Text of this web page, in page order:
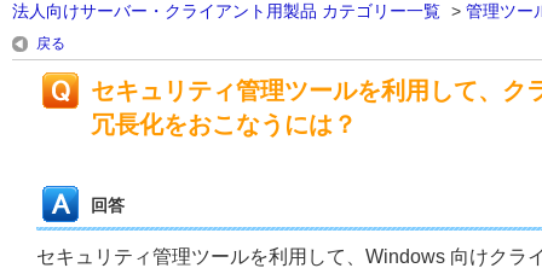
法人向けサーバー・クライアント用製品 カテゴリー一覧 > 管理ツー
戻る
セキュリティ管理ツールを利用して、ク
冗長化をおこなうには？
回答
セキュリティ管理ツールを利用して、Windows 向けク